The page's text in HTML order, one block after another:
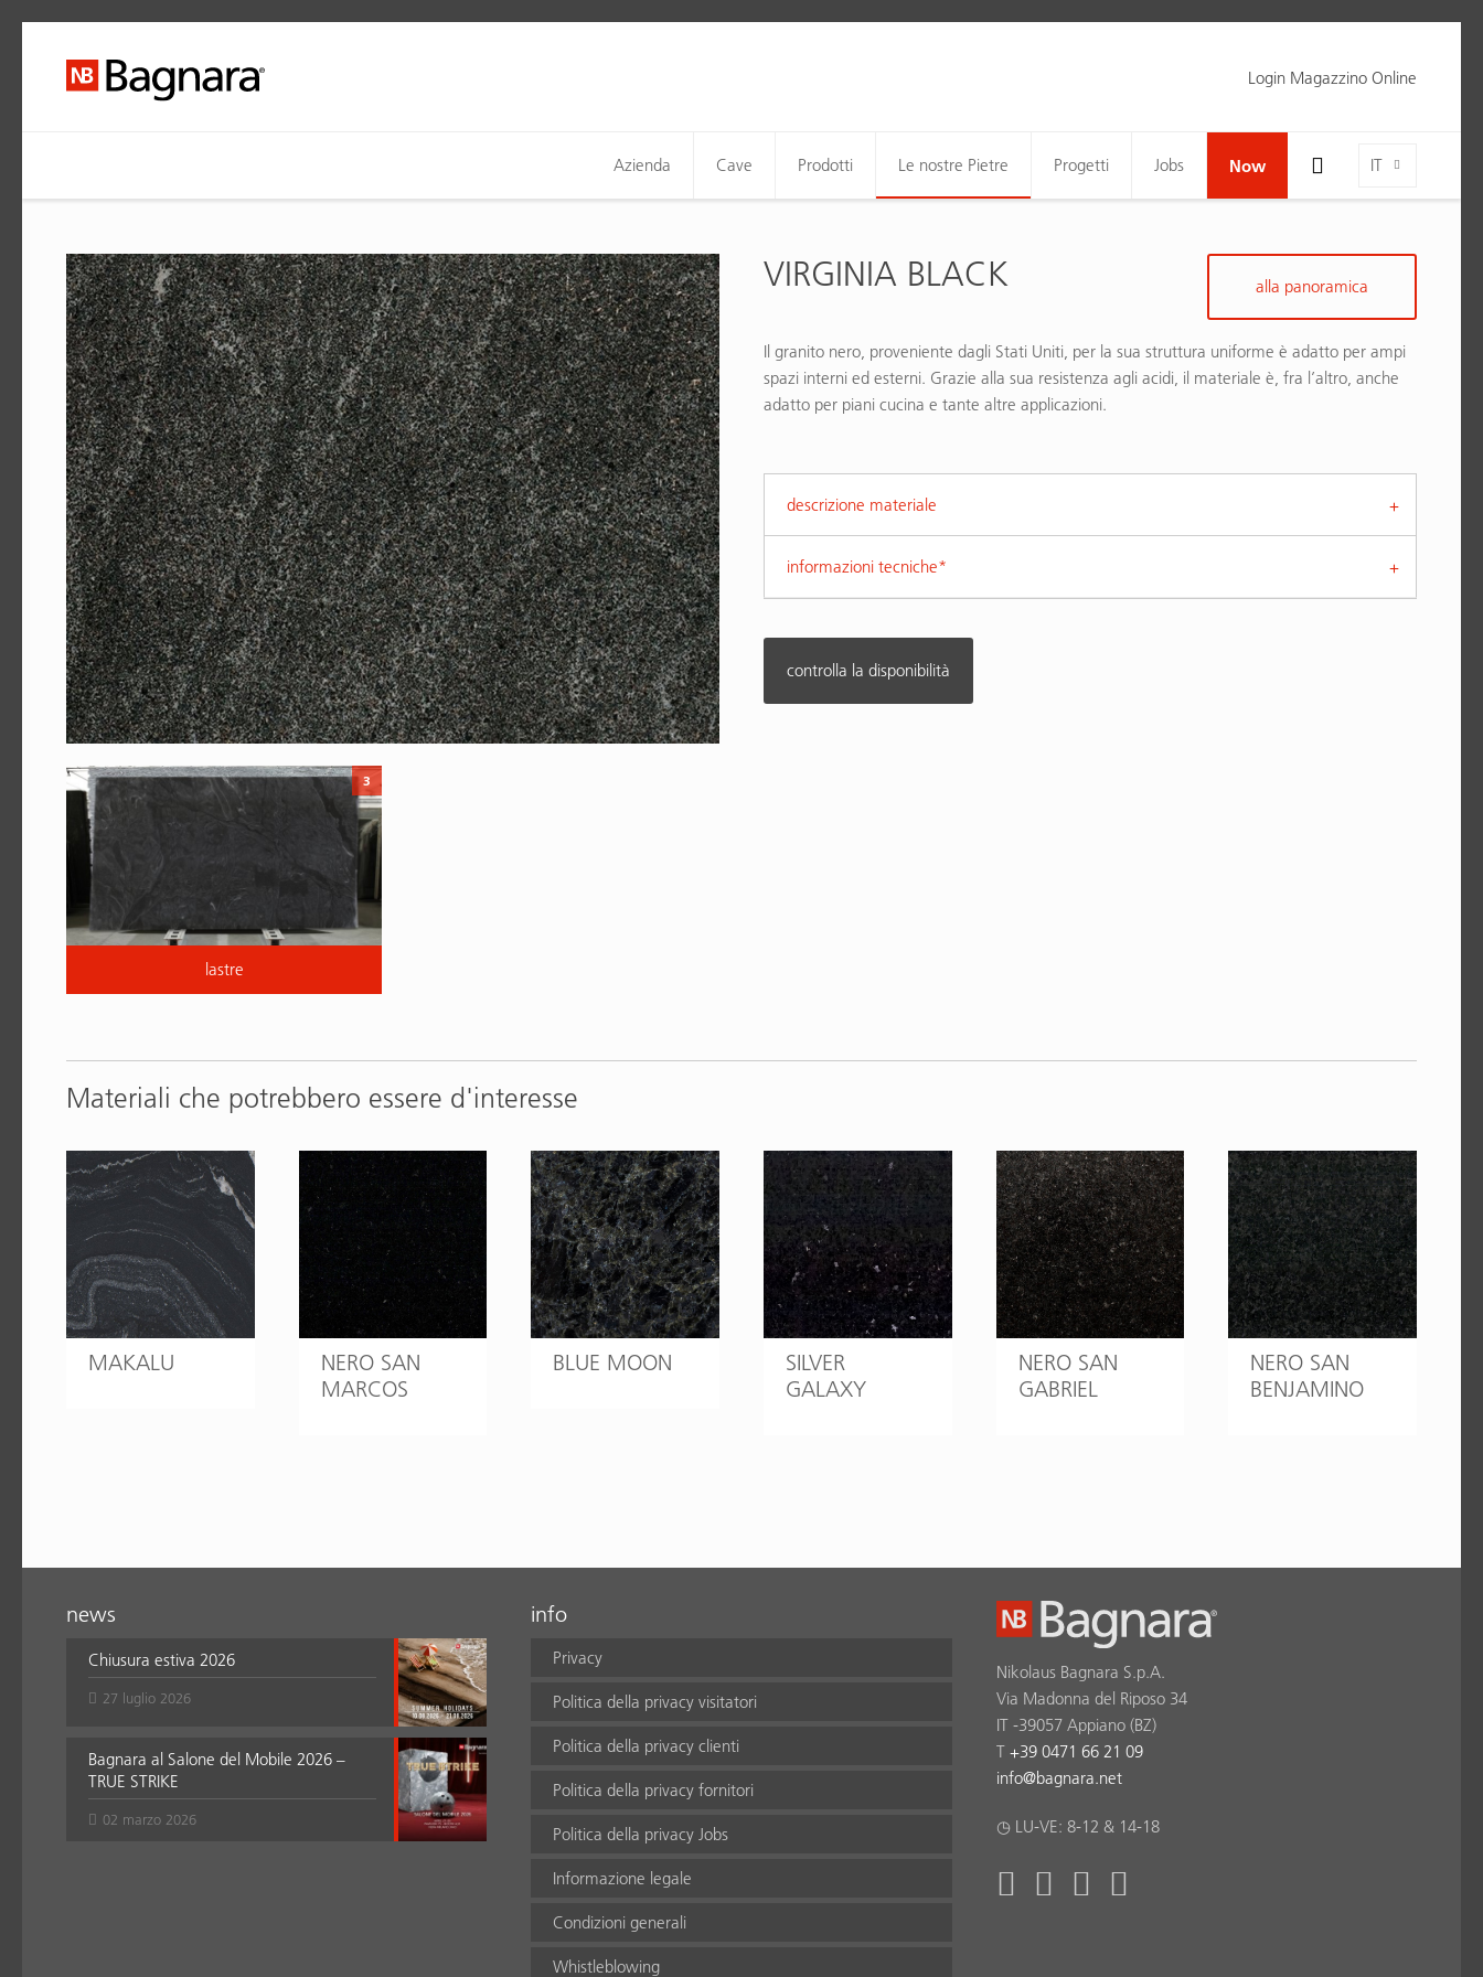
Login Magazzino Online
IT
Toggle Search Bar Visibility For Wide Screens
Azienda
Cave Prodotti Le nostre Pietre Progetti Jobs Now
lastre
3
VIRGINIA BLACK
Il granito nero, proveniente dagli Stati Uniti, per la sua struttura uniforme è adatto per ampi
spazi interni ed esterni. Grazie alla sua resistenza agli acidi, il materiale è, fra l’altro, anche
adatto per piani cucina e tante altre applicazioni.
alla panoramica
descrizione materiale
informazioni tecniche*
controlla la disponibilità
Materiali che potrebbero essere d'interesse
MAKALU
NERO SAN
MARCOS
BLUE MOON
SILVER
GALAXY
NERO SAN
GABRIEL
NERO SAN
BENJAMINO
news
Chiusura estiva 2026
27 luglio 2026
Bagnara al Salone del Mobile 2026 –
TRUE STRIKE
02 marzo 2026
info
Privacy
Politica della privacy visitatori
Politica della privacy clienti
Politica della privacy fornitori
Politica della privacy Jobs
Informazione legale
Condizioni generali
Whistleblowing
Nikolaus Bagnara S.p.A.
Via Madonna del Riposo 34
IT -39057 Appiano (BZ)
T +39 0471 66 21 09
info@bagnara.net
◷ LU-VE: 8-12 & 14-18